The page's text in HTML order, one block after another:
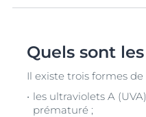
Quels sont
Il existe trois formes
les ultraviolets A
prématuré ;